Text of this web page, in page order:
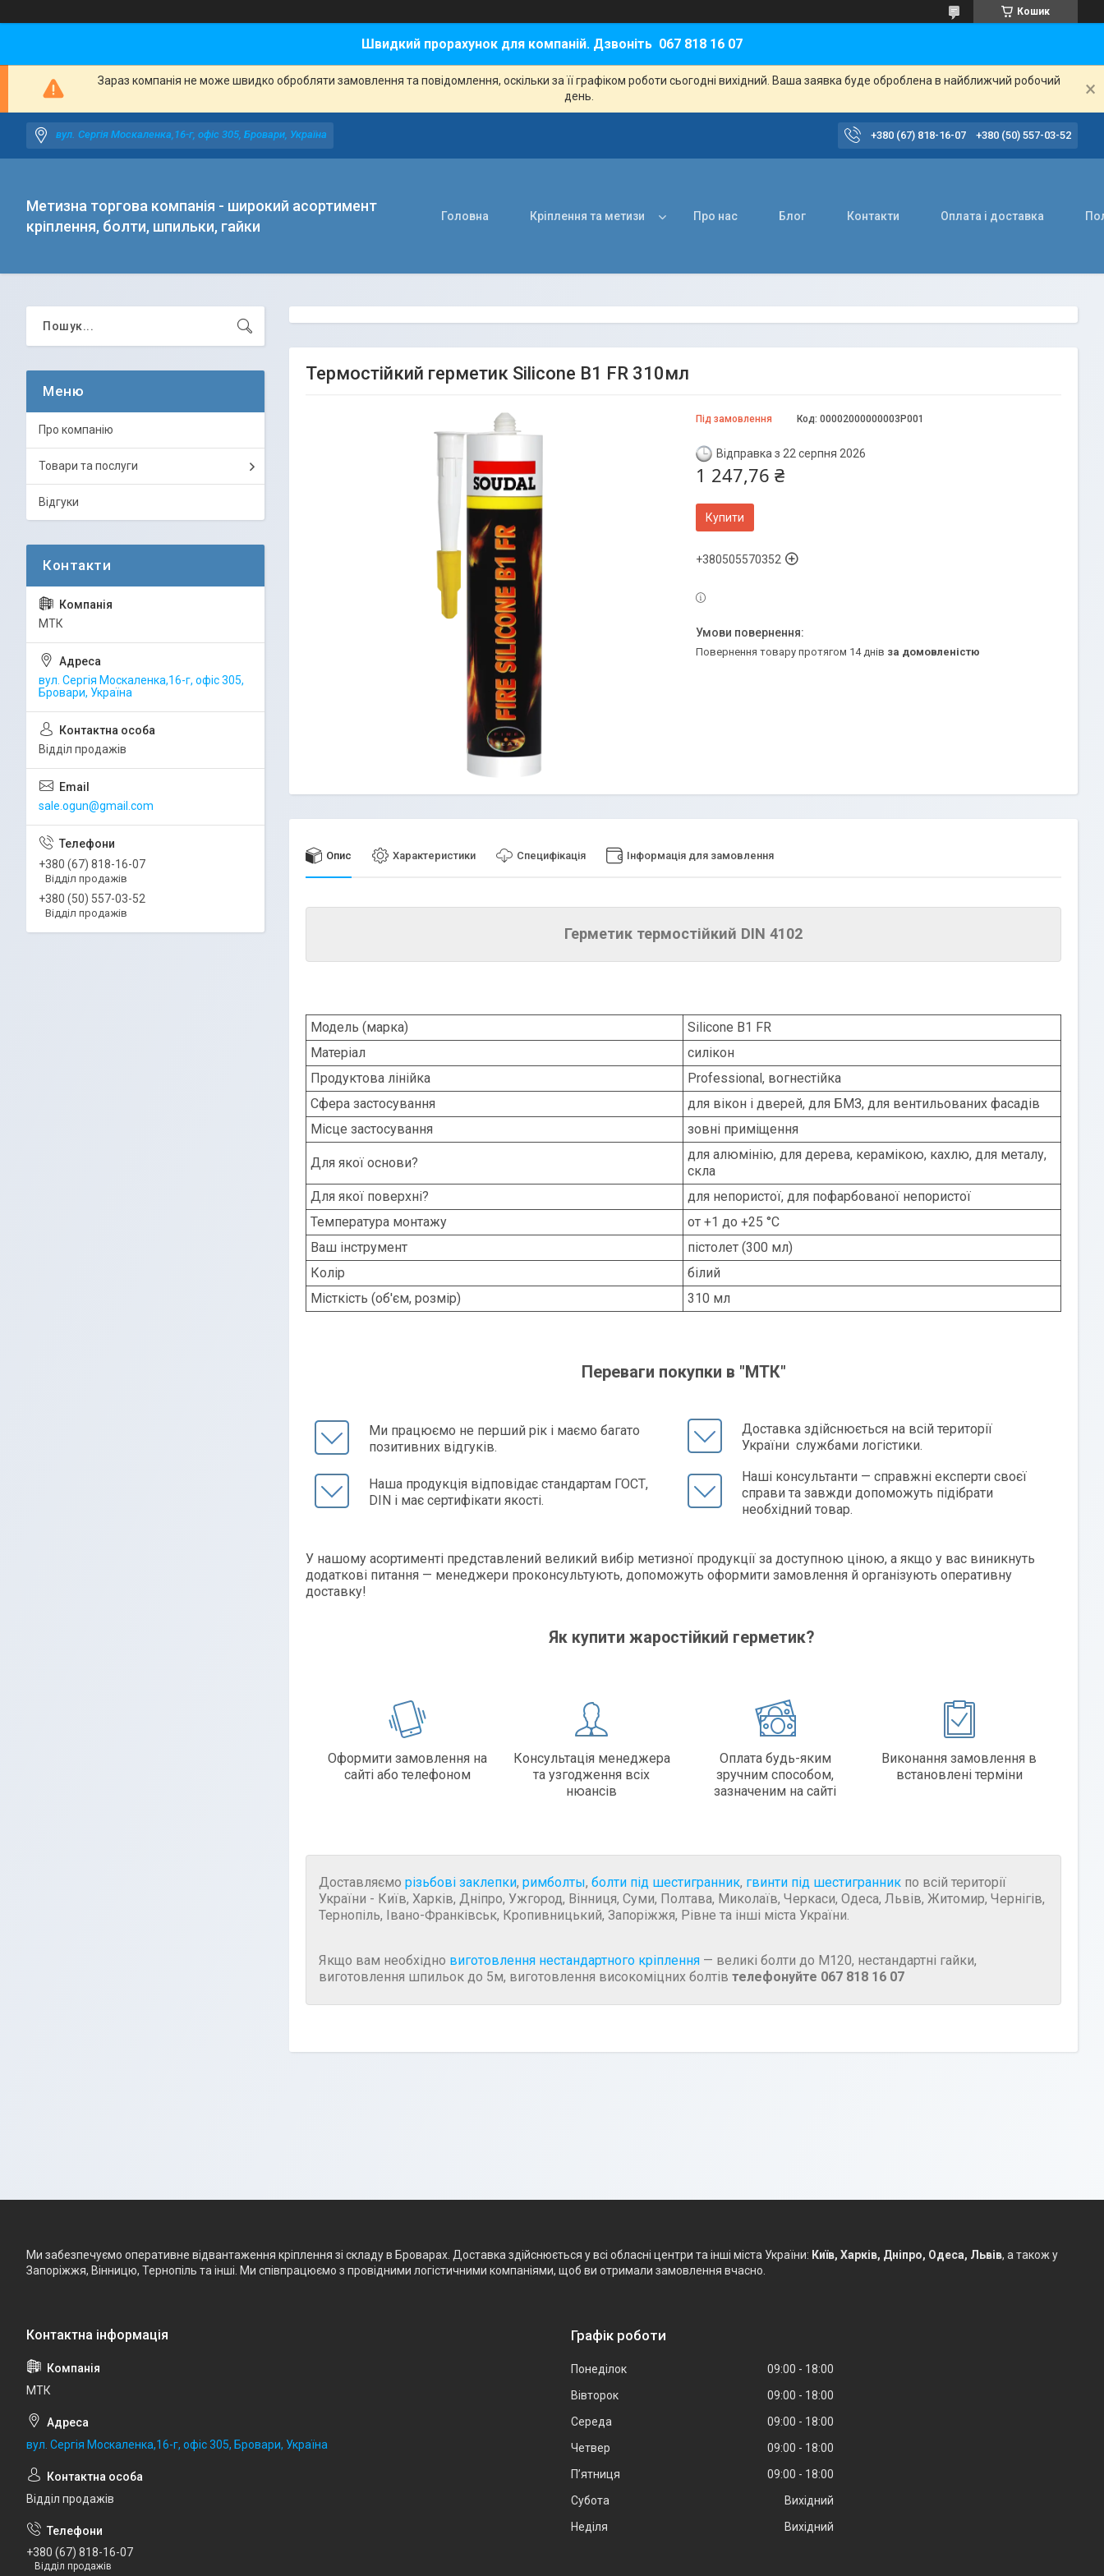
Кошик
Швидкий прорахунок для компаній. Дзвоніть 067 818 16 07
Зараз компанія не може швидко обробляти замовлення та повідомлення, оскільки за її графіком роботи сьогодні вихідний. Ваша заявка буде оброблена в найближчий робочий
день.
вул. Сергія Москаленка,16-г, офіс 305, Бровари, Україна +380 (67) 818-16-07 +380 (50) 557-03-52
Метизна торгова компанія - широкий асортимент
кріплення, болти, шпильки, гайки
Головна Кріплення та метизи Про нас Блог Контакти Оплата і доставка
Термостійкий герметик Siliconе B1 FR 310мл
Під замовлення Код: 00002000000003P001
Відправка з 22 серпня 2026
1 247,76 ₴
Купити
+380505570352
повернення товару протягом 14 днів за домовленістю
Опис Характеристики Специфікація Інформація для замовлення
Герметик термостійкий DIN 4102
Модель (марка)
Sіlіcone B1 FR
Матеріал
силікон
Продуктова лінійка
Professional, вогнестійка
Сфера застосування
для вікон і дверей, для БМЗ, для вентильованих фасадів
Місце застосування
зовні приміщення
Для якої основи?
для алюмінію, для дерева, керамікою, кахлю, для металу,
скла
Для якої поверхні?
для непористої, для пофарбованої непористої
Температура монтажу
от +1 до +25 °С
Ваш інструмент
пістолет (300 мл)
Колір
білий
Місткість (об'єм, розмір)
310 мл
Переваги покупки в "МТК"
Ми працюємо не перший рік і маємо багато
позитивних відгуків.
Наша продукція відповідає стандартам ГОСТ,
DIN і має сертифікати якості.
Доставка здійснюється на всій території
України службами логістики.
Наші консультанти — справжні експерти своєї
справи та завжди допоможуть підібрати
необхідний товар.
У нашому асортименті представлений великий вибір метизної продукції за доступною ціною, а якщо у вас виникнуть
додаткові питання — менеджери проконсультують, допоможуть оформити замовлення й організують оперативну
доставку!
Як купити жаростійкий герметик?
Оформити замовлення на
сайті або телефоном
Консультація менеджера
та узгодження всіх
нюансів
Оплата будь-яким
зручним способом,
зазначеним на сайті
Виконання замовлення в
встановлені терміни
Доставляємо різьбові заклепки, римболты, болти під шестигранник, гвинти під шестигранник по всій території
України - Київ, Харків, Дніпро, Ужгород, Вінниця, Суми, Полтава, Миколаїв, Черкаси, Одеса, Львів, Житомир, Чернігів,
Тернопіль, Івано-Франківськ, Кропивницький, Запоріжжя, Рівне та інші міста України.
Якщо вам необхідно виготовлення нестандартного кріплення — великі болти до М120, нестандартні гайки,
виготовлення шпильок до 5м, виготовлення високоміцних болтів телефонуйте 067 818 16 07
Про компанію
Товари та послуги
Відгуки
МТК
вул. Сергія Москаленка,16-г, офіс 305,
Бровари, Україна
Відділ продажів
sale.ogun@gmail.com
+380 (67) 818-16-07
Відділ продажів
+380 (50) 557-03-52
Відділ продажів
Ми забезпечуємо оперативне відвантаження кріплення зі складу в Броварах. Доставка здійснюється у всі обласні центри та інші міста України: Київ, Харків, Дніпро, Одеса, Львів, а також у
Запоріжжя, Вінницю, Тернопіль та інші. Ми співпрацюємо з провідними логістичними компаніями, щоб ви отримали замовлення вчасно.
МТК
вул. Сергія Москаленка,16-г, офіс 305, Бровари, Україна
Відділ продажів
+380 (67) 818-16-07
Відділ продажів
Графік роботи
Понеділок 09:00
18:00
Вівторок
09:00
18:00
Середа
09:00
18:00
Четвер
09:00
18:00
Пʼятниця
09:00
18:00
Субота
Вихідний
Неділя
Вихідний